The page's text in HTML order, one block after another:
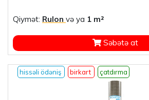
Qiymət: Rulon və ya 1 m²
Səbətə at
hissəli ödəniş birkart çatdırma